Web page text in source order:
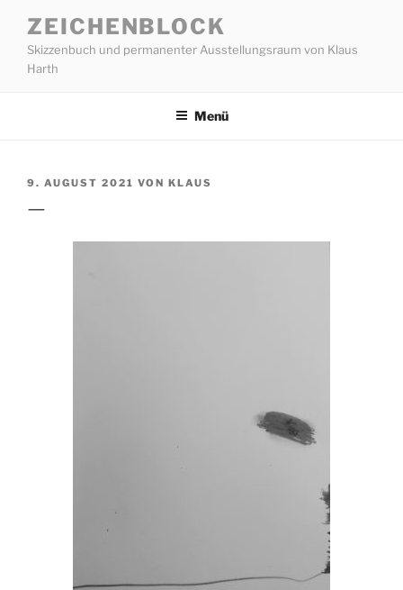
Inhalt
springen
ZEICHENBLOCK
Skizzenbuch und permanenter Ausstellungsraum von Klaus
Harth
Menü
VERÖFFENTLICHT
9. AUGUST 2021 VON KLAUS
—